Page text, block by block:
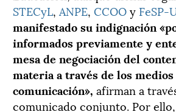
STECyL, ANPE, CCOOy FeSP-
manifestado su indignación
informados previamente y
mesa de negociación del
materia a través de los medios
comunicación», afirman a
comunicado conjunto. Por